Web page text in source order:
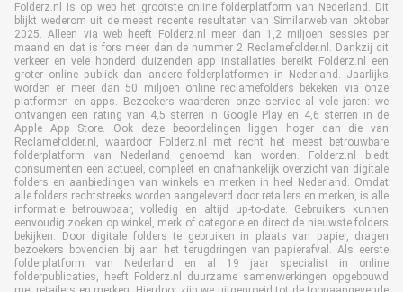
Folderz.nl is op web het grootste online folderplatform van Nederland. Dit
blijkt wederom uit de meest recente resultaten van Similarweb van oktober
2025. Alleen via web heeft Folderz.nl meer dan 1,2 miljoen sessies per
maand en dat is fors meer dan de nummer 2 Reclamefolder.nl. Dankzij dit
verkeer en vele honderd duizenden app installaties bereikt Folderz.nl een
groter online publiek dan andere folderplatformen in Nederland. Jaarlijks
worden er meer dan 50 miljoen online reclamefolders bekeken via onze
platformen en apps. Bezoekers waarderen onze service al vele jaren: we
ontvangen een rating van 4,5 sterren in Google Play en 4,6 sterren in de
Apple App Store. Ook deze beoordelingen liggen hoger dan die van
Reclamefolder.nl, waardoor Folderz.nl met recht het meest betrouwbare
folderplatform van Nederland genoemd kan worden. Folderz.nl biedt
consumenten een actueel, compleet en onafhankelijk overzicht van digitale
folders en aanbiedingen van winkels en merken in heel Nederland. Omdat
alle folders rechtstreeks worden aangeleverd door retailers en merken, is alle
informatie betrouwbaar, volledig en altijd up-to-date. Gebruikers kunnen
eenvoudig zoeken op winkel, merk of categorie en direct de nieuwste folders
bekijken. Door digitale folders te gebruiken in plaats van papier, dragen
bezoekers bovendien bij aan het terugdringen van papierafval. Als eerste
folderplatform van Nederland en al 19 jaar specialist in online
folderpublicaties, heeft Folderz.nl duurzame samenwerkingen opgebouwd